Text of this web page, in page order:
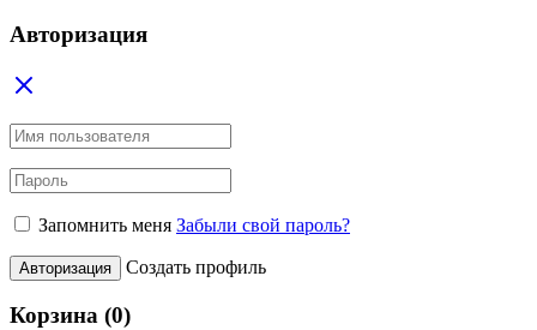
Авторизация
Запомнить меня Забыли свой пароль?
Авторизация Создать профиль
Корзина (0)